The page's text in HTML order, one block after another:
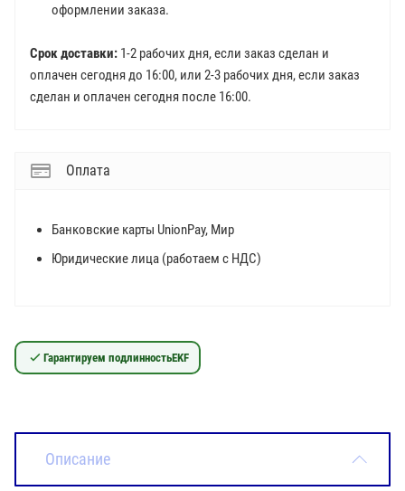
оформлении заказа.
Срок доставки: 1-2 рабочих дня, если заказ сделан и
оплачен сегодня до 16:00, или 2-3 рабочих дня, если заказ
сделан и оплачен сегодня после 16:00.
Оплата
Банковские карты UnionPay, Мир
Юридические лица (работаем с НДС)
Гарантируем подлинностьEKF
Описание